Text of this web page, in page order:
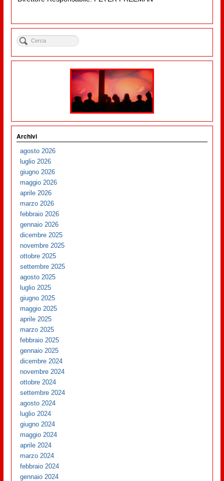
Archivi
agosto 2026
luglio 2026
giugno 2026
maggio 2026
aprile 2026
marzo 2026
febbraio 2026
gennaio 2026
dicembre 2025
novembre 2025
ottobre 2025
settembre 2025
agosto 2025
luglio 2025
giugno 2025
maggio 2025
aprile 2025
marzo 2025
febbraio 2025
gennaio 2025
dicembre 2024
novembre 2024
ottobre 2024
settembre 2024
agosto 2024
luglio 2024
giugno 2024
maggio 2024
aprile 2024
marzo 2024
febbraio 2024
gennaio 2024